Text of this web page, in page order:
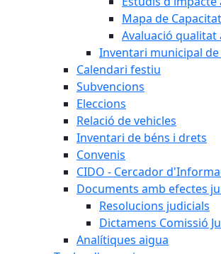
Mapa de
Avaluació qualitat
Inventari municipal de
Calendari festiu
Subvencions
Eleccions
Relació de vehicles
Inventari de béns i drets
Convenis
CIDO - Cercador
Documents amb efectes
Resolucions judicials
Dictamens Comissió
Analítiques aigua